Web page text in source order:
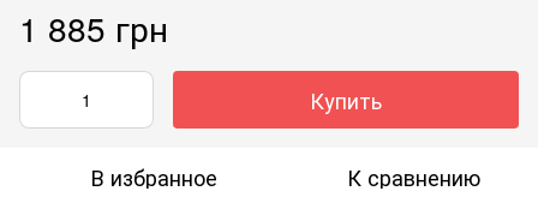
1 885 грн
Купить
В избранное К сравнению